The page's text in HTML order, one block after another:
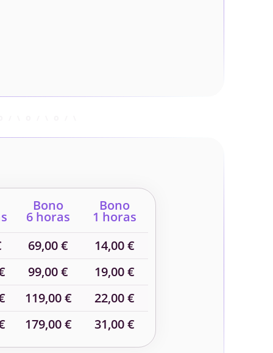
Bono
6 horas
Bono
1 horas
69,00 €
14,00 €
99,00 €
19,00 €
119,00 €
22,00 €
179,00 € 31,00 €